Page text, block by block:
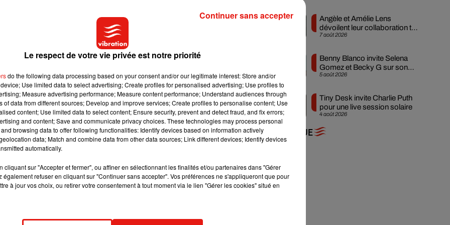
depuis plusieurs mois, et il atteindra une distance
ce qui donnera presque l'impression que les deux astres dans
les deux planètes à retrouver des positions relatives similaires
de Paris - PSL.
en 29 ans. Et tous les 20 ans environ, les deux planètes
depuis la Terre.
) est arrivée. https://t.co/ZBcTNPOq4F
Au menu : 1. La
2020
7 août 2026
Angèle et Amélie Lens
dévoilent leur collaboration tant
attendue
5 août 2026
Benny Blanco invite Selena
Gomez et Becky G sur son
nouveau single
4 août 2026
Tiny Desk invite Charlie Puth
pour une live session solaire
+ DE MUSIQUE
Le respect de votre vie privée est notre priorité
do the following data processing based on your consent and/or our legitimate interest: Store and/or
Use limited data to select advertising; Create profiles for personalised advertising; Use profiles to
Measure advertising performance; Measure content performance; Understand audiences through
of data from different sources; Develop and improve services; Create profiles to personalise content; Use
content; Use limited data to select content; Ensure security, prevent and detect fraud, and fix errors;
and content; Save and communicate privacy choices. These technologies may process personal
browsing data to offer following functionalities: Identify devices based on information actively
data; Match and combine data from other data sources; Link different devices; Identify devices
automatically.
cliquant sur "Accepter et fermer", ou affiner en sélectionnant les finalités et/ou partenaires dans "Gérer
également refuser en cliquant sur "Continuer sans accepter". Vos préférences ne s'appliqueront que pour
à jour vos choix, ou retirer votre consentement à tout moment via le lien "Gérer les cookies" situé en
Continuer sans accepter